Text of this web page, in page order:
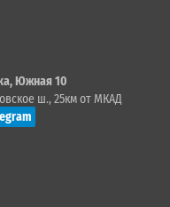
Южная 10
ш., 25км от МКАД